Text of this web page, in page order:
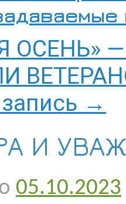
ОСЕНЬ»
→
И
05.10.2023